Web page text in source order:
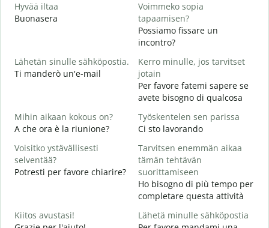
Hyvää iltaa
Buonasera
Voimmeko sopia
tapaamisen?
Possiamo fissare un
incontro?
Lähetän sinulle sähköpostia.
Ti manderò un'e-mail
Kerro minulle, jos tarvitset
jotain
Per favore fatemi sapere se
avete bisogno di qualcosa
Mihin aikaan kokous on?
A che ora è la riunione?
Työskentelen sen parissa
Ci sto lavorando
Voisitko ystävällisesti
selventää?
Potresti per favore chiarire?
Tarvitsen enemmän aikaa
tämän tehtävän
suorittamiseen
Ho bisogno di più tempo per
completare questa attività
Kiitos avustasi!
Lähetä minulle sähköpostia